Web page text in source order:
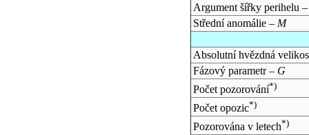
Argument šířky perihelu
Střední anomálie – M
Absolutní hvězdná
Fázový parametr – G
Počet pozorování*)
Počet opozic*)
Pozorována v letech*)